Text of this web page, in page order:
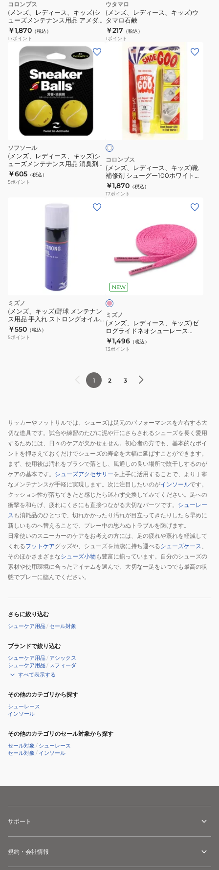
コロンブス
(メンズ、レディース、キッズ)シ
ューズメンテナンス用品 アメダス
防水スプレー 1500 オンライン価
格
￥1,870 （税込）
17ポイント
ウタマロ
(メンズ、レディース、キッズ)ウ
タマロ石鹸
￥217 （税込）
1ポイント
ソフソール
(メンズ、レディース、キッズ)シ
ューズメンテナンス用品 消臭剤
スニーカーボール 87707 テニス
￥605 （税込）
5ポイント
キ
ッ
ズ)
靴
補
100
ワ
イ
ト
4971670000000
シ
ー
白
ホ
ワ
イ
コロンブス
(メンズ、レディース、キッズ)靴
補修剤 シューグー100ホワイト
4971670000000 シューズ 修理
白
￥1,870 （税込）
17ポイント
ミズノ
(メンズ、キッズ)野球 メンテナン
ス用品 手入れ ストロングオイル
スプレータイプ 2ZA-407
￥550 （税込）
5ポイント
ス、
キ
ッ
ズ)
ゼ
ロ
イ
シ
ュ
ー
ー
ス
P1GZ262106
NEW
ン
ク
ミズノ
(メンズ、レディース、キッズ)ゼ
ログライドネオシューレース
P1GZ262106
￥1,496 （税込）
13ポイント
1 2 3
サッカーやフットサルでは、シューズは足元のパフォーマンスを左右する大
切な道具です。試合や練習のたびに泥や汗にさらされるシューズを長く愛用
するためには、日々のケアが欠かせません。初心者の方でも、基本的なポイ
ントを押さえておくだけでシューズの寿命を大幅に延ばすことができます。
まず、使用後は汚れをブラシで落とし、風通しの良い場所で陰干しするのが
ケアの基本です。 シューズアクセサリーを上手に活用することで、より丁寧
なメンテナンスが手軽に実現します。次に注目したいのがインソールです。
クッション性が落ちてきたと感じたら迷わず交換してみてください。足への
衝撃を和らげ、疲れにくさにも直接つながる大切なパーツです。 シューレー
ス も消耗品のひとつで、切れかかったり汚れが目立ってきたりしたら早めに
新しいものへ替えることで、プレー中の思わぬトラブルを防げます。
日常使いのスニーカーのケアをお考えの方には、足の疲れや蒸れを軽減して
くれるフットケアグッズや、シューズを清潔に持ち運べるシューズケース、
そのほかさまざまなシューズ小物 も豊富に揃っています。自分のシューズの
素材や使用環境に合ったアイテムを選んで、大切な一足をいつでも最高の状
態でプレーに臨んでください。
さらに絞り込む
シューケア用品/セール対象
ブランドで絞り込む
シューケア用品/ アシックス
シューケア用品/ スフィーダ
すべて表示する
その他のカテゴリから探す
シューレース
インソール
その他のカテゴリのセール対象から探す
セール対象 / シューレース
セール対象 / インソール
サポート
規約・会社情報